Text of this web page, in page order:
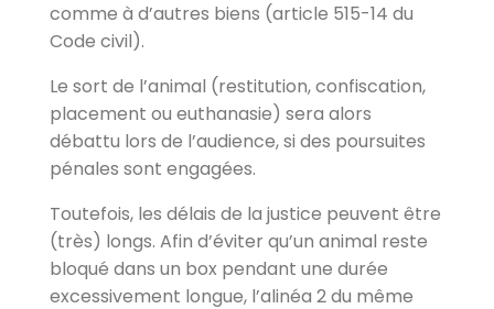
comme à d’autres biens (article 515-14 du
Code civil).
Le sort de l’animal (restitution, confiscation,
placement ou euthanasie) sera alors
débattu lors de l’audience, si des poursuites
pénales sont engagées.
Toutefois, les délais de la justice peuvent être
(très) longs. Afin d’éviter qu’un animal reste
bloqué dans un box pendant une durée
excessivement longue, l’alinéa 2 du même